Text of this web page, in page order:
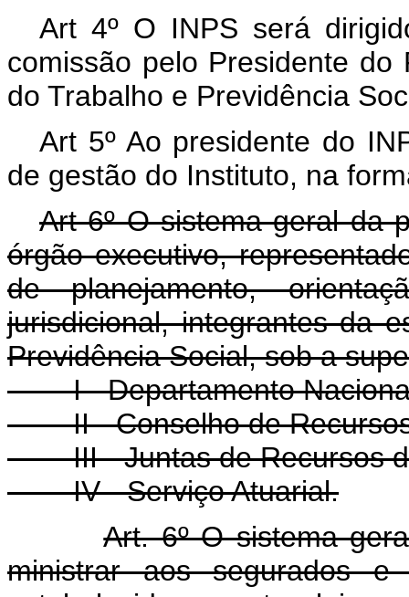
Art 4º O INPS será
comissão pelo Presidente
do Trabalho e Previdência
Art 5º Ao presidente do
de gestão do Instituto, na
Art 6º O sistema geral da
órgão executivo,
de planejamento,
jurisdicional, integrantes da
Previdência Social, sob a
I - Departamento Nacional
II - Conselho de Recursos
III - Juntas de Recursos da
IV - Serviço Atuarial.
Art. 6º O sistema
ministrar aos segurados e